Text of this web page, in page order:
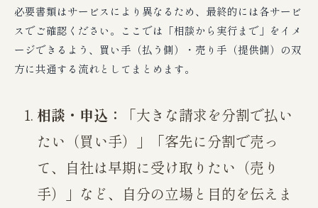
必要書類はサービスにより異なるため、最終的には各サービ
スでご確認ください。ここでは「相談から実行まで」をイメ
ージできるよう、買い手（払う側）・売り手（提供側）の双
方に共通する流れとしてまとめます。
相談・申込：
「大きな請求を分割で払い
たい（買い手）」「客先に分割で売っ
て、自社は早期に受け取りたい（売り
手）」など、自分の立場と目的を伝えま